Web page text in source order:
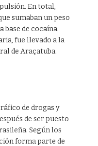
En total,
sumaban un peso
base de cocaína.
fue llevado a la
de Araçatuba.
de drogas y
de ser puesto
Según los
forma parte de